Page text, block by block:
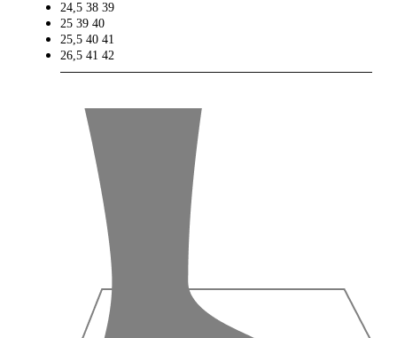
24,5 38 39
25 39 40
25,5 40 41
26,5 41 42